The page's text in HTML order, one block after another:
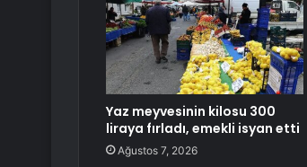
Yaz meyvesinin kilosu 300
liraya fırladı, emekli isyan etti
Ağustos 7, 2026